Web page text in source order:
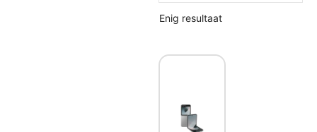
Enig resultaat